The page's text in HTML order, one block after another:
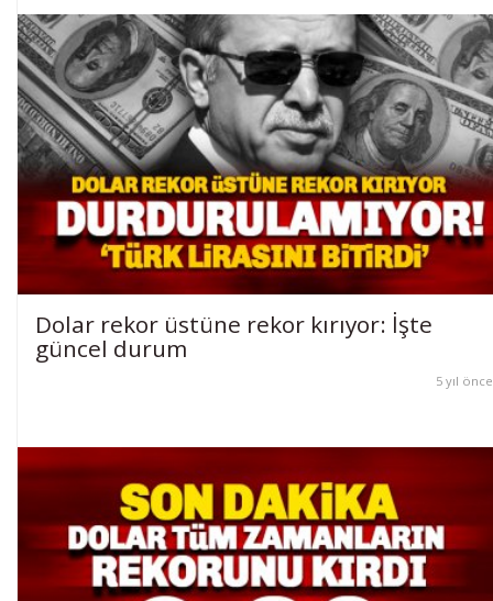
Dolar rekor üstüne rekor kırıyor: İşte
güncel durum
5 yıl önce